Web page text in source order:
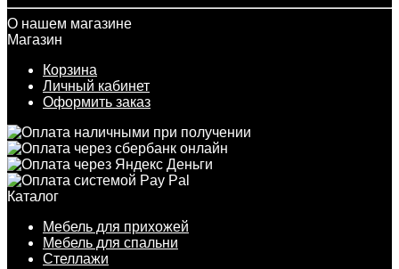
О нашем магазине
Магазин
Корзина
Личный кабинет
Оформить заказ
Каталог
Мебель для прихожей
Мебель для спальни
Стеллажи